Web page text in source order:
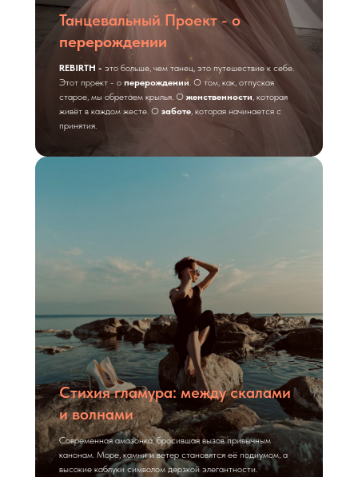
Танцевальный Проект - о
перерождении
REBIRTH - это больше, чем танец, это путешествие к себе.
Этот проект - о перерождении. О том, как, отпуская
старое, мы обретаем крылья. О женственности, которая
живёт в каждом жесте. О заботе, которая начинается с
принятия.
Стихия гламура: между скалами
и волнами
Современная амазонка, бросившая вызов привычным
канонам. Море, камни и ветер становятся её подиумом, а
высокие каблуки символом дерзкой элегантности.